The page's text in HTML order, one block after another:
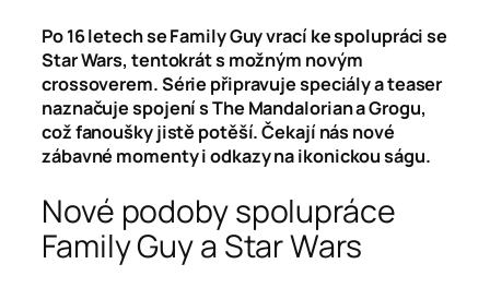
Po 16 letech se Family Guy vrací ke spolupráci se
Star Wars, tentokrát s možným novým
crossoverem. Série připravuje speciály a teaser
naznačuje spojení s The Mandalorian a Grogu,
což fanoušky jistě potěší. Čekají nás nové
zábavné momenty i odkazy na ikonickou ságu.
Nové podoby spolupráce
Family Guy a Star Wars